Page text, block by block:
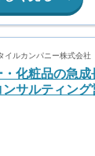
イルカンパニー株式会社
・化粧品の急成
サルティング